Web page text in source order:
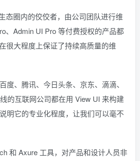
态圈内的佼佼者，由公司团队进行维
、Admin UI Pro 等付费授权的产品都
很大程度上保证了持续高质量的维
度、腾讯、今日头条、京东、滴滴、
的互联网公司都在用 View UI 来构建
明它的专业化程度，让我们可以毫不
和 Axure 工具，对产品和设计人员非